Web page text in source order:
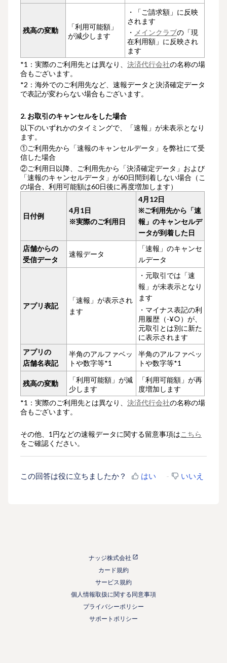
残高の変動
「利用可能額」
が減少します
・「ご請求額」に反映
されます
・ メインクラブの「現
在利用額」に反映され
ます
*1：実際のご利用先とは異なり、 決済代行会社の名称の場
合もございます。
*2：海外でのご利用先など、速報データと決済確定データ
で表記が変わらない場合もございます。
2. お取引のキャンセルをした場合
以下のいずれかのタイミングで、「速報」が未表示となり
ます。
①ご利用先から「速報のキャンセルデータ」を弊社にて受
信した場合
②ご利用日以降、ご利用先から「決済確定データ」および
「速報のキャンセルデータ」が60日間到着しない場合（こ
の場合、利用可能額は60日後に再度増加します）
日付例
4月1日
※実際のご利用日
4月12日
※ご利用先から「速
報」のキャンセルデ
ータが到着した日
店舗からの
受信データ
速報データ
「速報」のキャンセ
ルデータ
アプリ表記
「速報」が表示され
ます
・元取引では「速
報」が未表示となり
ます
・マイナス表記の利
用履歴（-¥○）が、
元取引とは別に新た
に表示されます
アプリの
店舗名表記
半角のアルファベッ
トや数字等*1
半角のアルファベッ
トや数字等*1
残高の変動
「利用可能額」が減
少します
「利用可能額」が再
度増加します
*1：実際のご利用先とは異なり、 決済代行会社の名称の場
合もございます。
その他、 1円などの速報データに関する留意事項はこちら
をご確認ください。
この回答は役に立ちましたか？ はい いいえ
ナッジ株式会社
カード規約
サービス規約
個人情報取扱に関する同意事項
プライバシーポリシー
サポートポリシー